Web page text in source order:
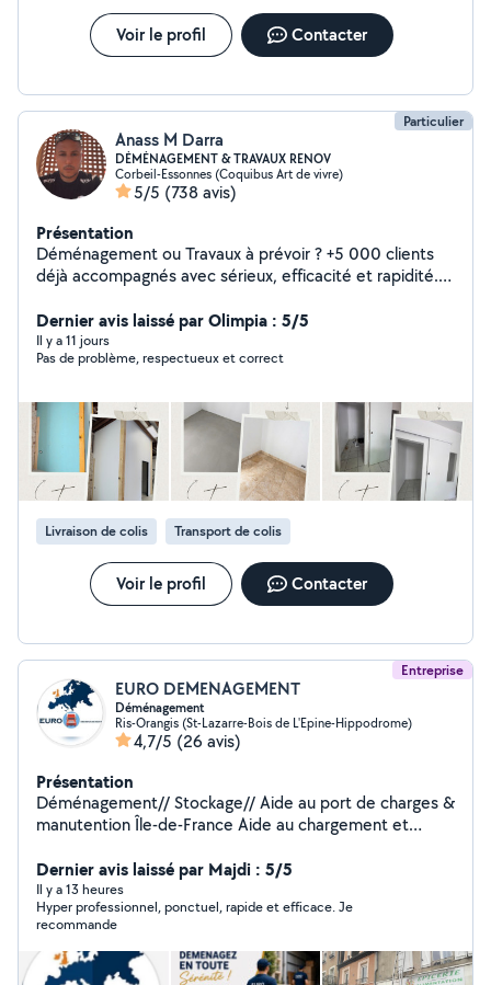
Voir le profil Contacter
Particulier
Anass M Darra
DÉMÉNAGEMENT & TRAVAUX RENOV
Corbeil-Essonnes (Coquibus Art de vivre)
5/5 (738 avis)
Présentation
Déménagement ou Travaux à prévoir ? +5 000 clients
déjà accompagnés avec sérieux, efficacité et rapidité.
budgets. Devis GRATUIT et rapide au 06-95-92-79-02
À très vite !
Dernier avis laissé par Olimpia : 5/5
Il y a 11 jours
Pas de problème, respectueux et correct
Livraison de colis Transport de colis
Voir le profil Contacter
Entreprise
EURO DEMENAGEMENT
Déménagement
Ris-Orangis (St-Lazarre-Bois de L'Epine-Hippodrome)
4,7/5 (26 avis)
Présentation
Déménagement// Stockage// Aide au port de charges &
manutention Île-de-France Aide au chargement et
lourds Aide pour déplacer du mobilier dans un logement
Montage et démontage simple de meubles Monte-
Charge disponible Zone : Île-de-France et alentours
Déplacements possibles dans toute la France à des prix
compétitifs! Sérieux, ponctuel et soigneux !
Dernier avis laissé par Majdi : 5/5
Il y a 13 heures
Hyper professionnel, ponctuel, rapide et efficace. Je
recommande